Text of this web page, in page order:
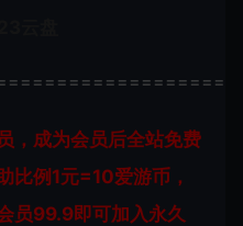
，成为会员后全站免费
比例1元=10爱游币，
员99.9即可加入永久